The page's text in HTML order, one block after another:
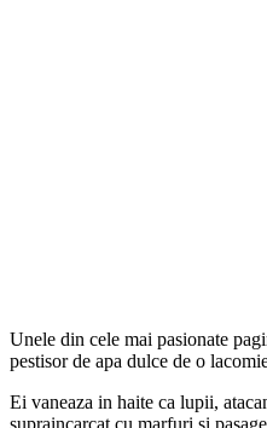
Unele din cele mai pasionate
pestisor de apa dulce de o
Ei vaneaza in haite ca lupii,
supraincarcat cu marfuri si